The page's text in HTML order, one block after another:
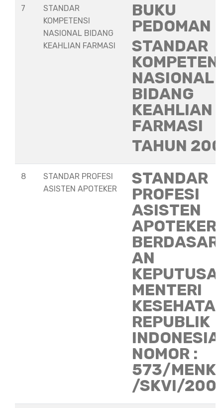
7
STANDAR
KOMPETENSI
NASIONAL BIDANG
KEAHLIAN FARMASI
BUKU
PEDOMAN
STANDAR
NASIONAL
BIDANG
KEAHLIAN
FARMASI
TAHUN
8
STANDAR PROFESI
ASISTEN APOTEKER
STANDAR
PROFESI
ASISTEN
APOTEKER
AN
MENTERI
REPUBLIK
INDONESIA
NOMOR :
573/
/SKVI/